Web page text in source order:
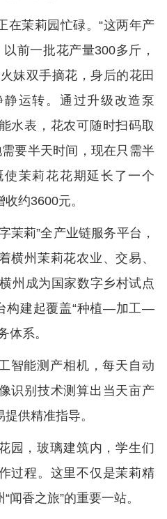
在茉莉园忙碌。“这两年产
前一批花产量300多斤，
妹双手摘花，身后的花田
运转。通过升级改造泵
水表，花农可随时扫码取
要半天时间，现在只需半
茉莉花花期延长了一个
约3600元。
茉莉”全产业链服务平台，
横州茉莉花农业、交易、
州成为国家数字乡村试点
构建起覆盖“种植—加工—
体系。
智能测产相机，每天自动
识别技术测算出当天亩产
供精准指导。
园，玻璃建筑内，学生们
过程。这里不仅是茉莉精
闻香之旅”的重要一站。